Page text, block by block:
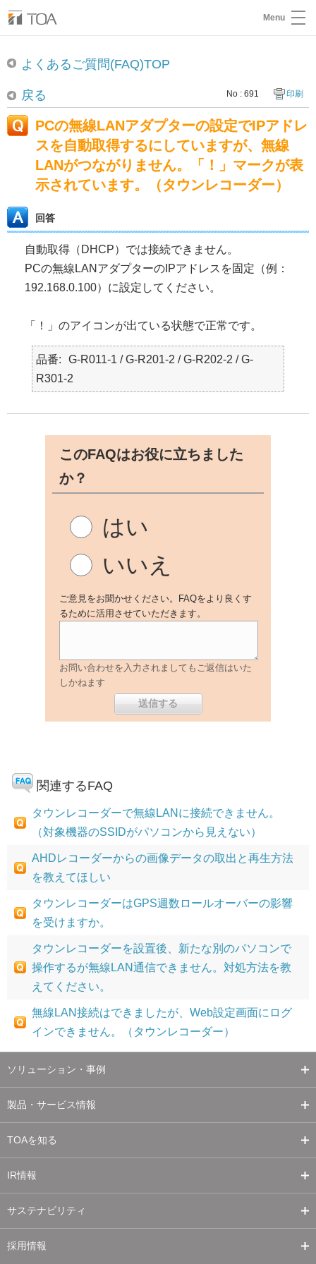
Menu
よくあるご質問(FAQ)TOP
戻る No : 691 印刷
PCの無線LANアダプターの設定でIPアドレ
スを自動取得するにしていますが、無線
LANがつながりません。「！」マークが表
示されています。（タウンレコーダー）
回答
自動取得（DHCP）では接続できません。
PCの無線LANアダプターのIPアドレスを固定（例：
192.168.0.100）に設定してください。
「！」のアイコンが出ている状態で正常です。
品番
G-R011-1 / G-R201-2 / G-R202-2 / G-
R301-2
このFAQはお役に立ちました
か？
はい
いいえ
ご意見をお聞かせください。FAQをより良くす
るために活用させていただきます。
お問い合わせを入力されましてもご返信はいた
しかねます
関連するFAQ
タウンレコーダーで無線LANに接続できません。
（対象機器のSSIDがパソコンから見えない）
AHDレコーダーからの画像データの取出と再生方法
を教えてほしい
タウンレコーダーはGPS週数ロールオーバーの影響
を受けますか。
タウンレコーダーを設置後、新たな別のパソコンで
操作するが無線LAN通信できません。対処方法を教
えてください。
無線LAN接続はできましたが、Web設定画面にログ
インできません。（タウンレコーダー）
ソリューション・事例
製品・サービス情報
TOAを知る
IR情報
サステナビリティ
採用情報